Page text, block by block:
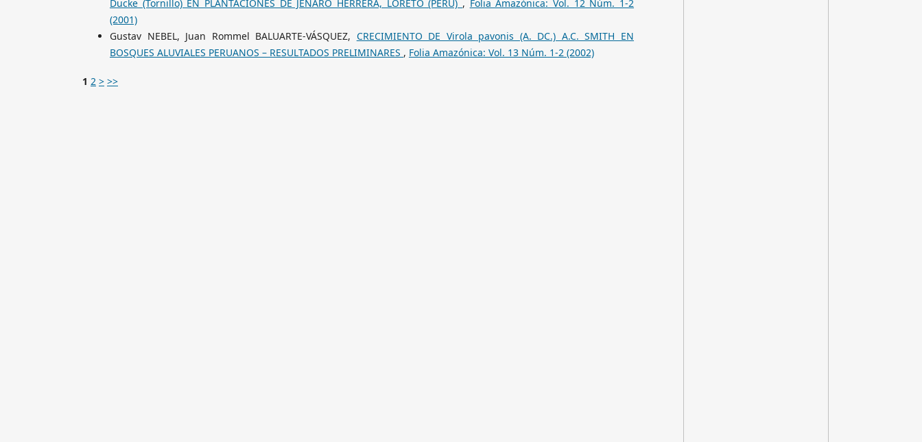
Ducke (Tornillo) EN PLANTACIONES DE JENARO HERRERA, LORETO (PERÚ) , Folia Amazónica: Vol. 12 Núm. 1-2
(2001)
Gustav NEBEL, Juan Rommel BALUARTE-VÁSQUEZ, CRECIMIENTO DE Virola pavonis (A. DC.) A.C. SMITH EN
BOSQUES ALUVIALES PERUANOS – RESULTADOS PRELIMINARES , Folia Amazónica: Vol. 13 Núm. 1-2 (2002)
1 2 > >>